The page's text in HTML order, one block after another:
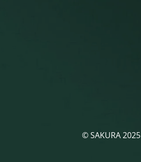
© SAKURA 2025